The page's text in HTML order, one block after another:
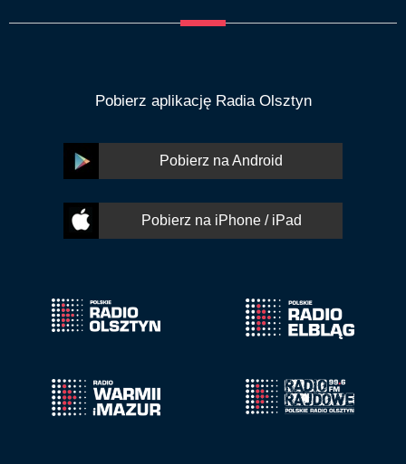
Pobierz aplikację Radia Olsztyn
Pobierz na Android
Pobierz na iPhone / iPad